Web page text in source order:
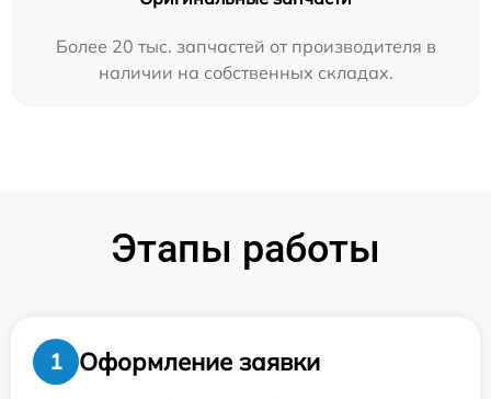
Более 20 тыс. запчастей от производителя в
наличии на собственных складах.
Этапы работы
1
Оформление заявки